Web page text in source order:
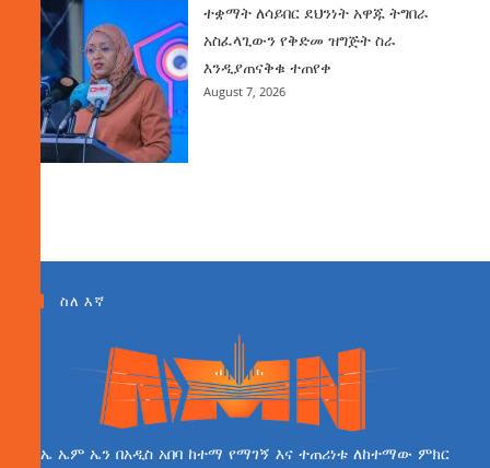
ተቋማት ለሳይበር ደህንነት አዋጁ ትግበራ
አስፈላጊውን የቅድመ ዝግጅት ስራ
እንዲያጠናቅቁ ተጠየቀ
August 7, 2026
ስለ እኛ
ኤ ኤም ኤን በአዲስ አበባ ከተማ የማገኝ እና ተጠሪነቱ ለከተማው ምክር